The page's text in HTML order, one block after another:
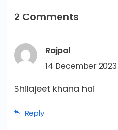
2 Comments
Rajpal
14 December
Shilajeet khana hai
Reply